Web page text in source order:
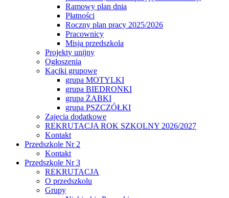
Ramowy plan dnia
Płatności
Roczny plan pracy 2025/2026
Pracownicy
Misja przedszkola
Projekty unijny
Ogłoszenia
Kąciki grupowe
grupa MOTYLKI
grupa BIEDRONKI
grupa ŻABKI
grupa PSZCZÓŁKI
Zajęcia dodatkowe
REKRUTACJA ROK SZKOLNY 2026/2027
Kontakt
Przedszkole Nr 2
Kontakt
Przedszkole Nr 3
REKRUTACJA
O przedszkolu
Grupy